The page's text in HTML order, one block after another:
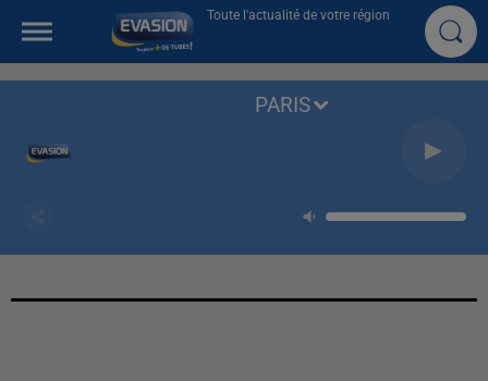
Toute l'actualité de votre région
PARIS